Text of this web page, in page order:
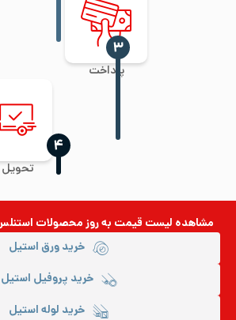
پرداخت
‍۳
تحویل
‍۴
مشاهده لیست قیمت به روزمحصولات
خرید ورق استیل
خرید پروفیل استیل
خرید لوله استیل